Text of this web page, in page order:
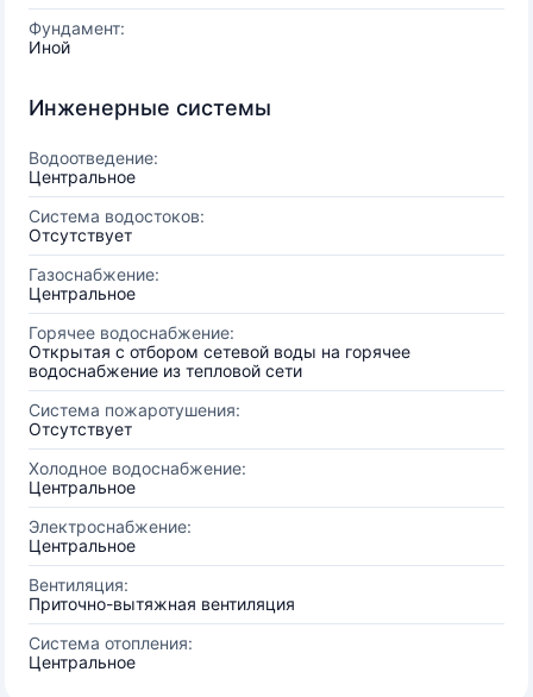
Фундамент:
Иной
Инженерные системы
Водоотведение:
Центральное
Система водостоков:
Отсутствует
Газоснабжение:
Центральное
Горячее водоснабжение:
Открытая с отбором сетевой воды на горячее
водоснабжение из тепловой сети
Система пожаротушения:
Отсутствует
Холодное водоснабжение:
Центральное
Электроснабжение:
Центральное
Вентиляция:
Приточно-вытяжная вентиляция
Система отопления:
Центральное